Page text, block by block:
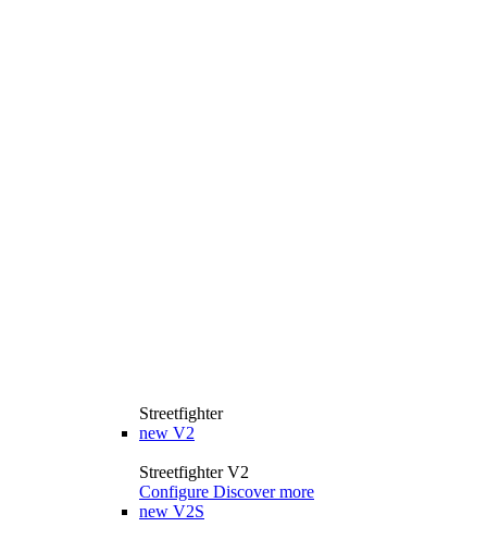
Streetfighter
new V2
Streetfighter V2
Configure Discover more
new V2S